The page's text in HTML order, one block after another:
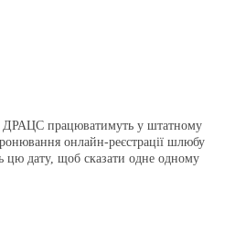
ДРАЦС працюватимуть у штатному
онлайн-реєстрації шлюбу
цю дату, щоб сказати одне одному